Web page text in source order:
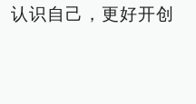
认识自己，更好开创